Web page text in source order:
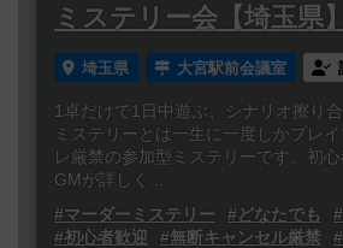
ミステリー会【埼玉県】
埼玉県 大宮駅前会議室
1卓だけで1日中遊ぶ、シナリオ擦り
ミステリーとは一生に一度しかプレ
レ厳禁の参加型ミステリーです。初心
GMが詳しく...
#マーダーミステリー
#どなたでも
#初心者歓迎
#無断キャンセル厳禁